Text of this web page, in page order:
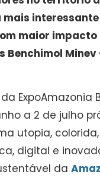
mais
maior impacto
Benchimol Minev
ExpoAmazonia
a 2 de julho
utopia, colorida,
digital e
da